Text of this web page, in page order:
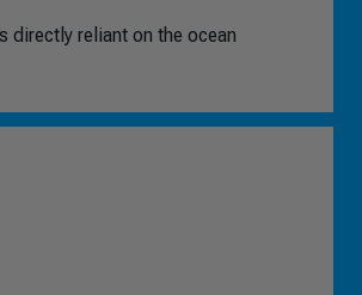
directly reliant on the ocean